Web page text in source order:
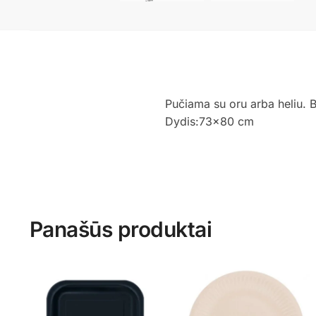
Pučiama su oru arba heliu.
Dydis:73×80 cm
Panašūs produktai